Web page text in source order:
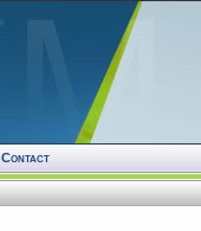
Contact